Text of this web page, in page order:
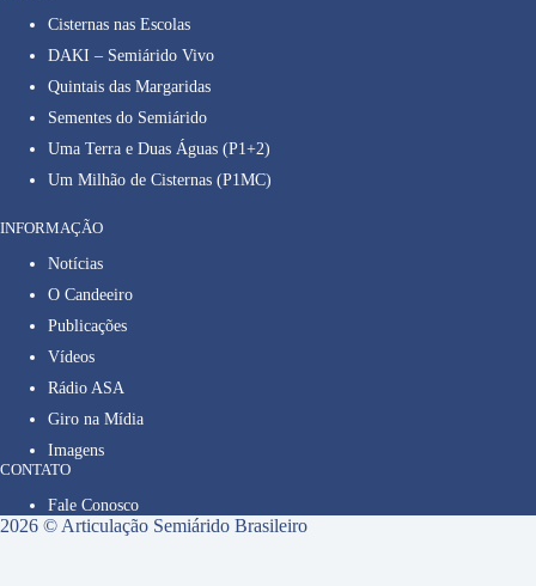
Cisternas nas Escolas
DAKI – Semiárido Vivo
Quintais das Margaridas
Sementes do Semiárido
Uma Terra e Duas Águas (P1+2)
Um Milhão de Cisternas (P1MC)
INFORMAÇÃO
Notícias
O Candeeiro
Publicações
Vídeos
Rádio ASA
Giro na Mídia
Imagens
CONTATO
Fale Conosco
2026 © Articulação Semiárido Brasileiro